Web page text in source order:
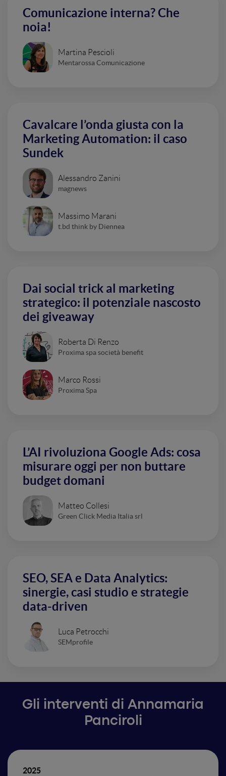
Comunicazione interna? Che
noia!
Martina Pescioli
Mentarossa Comunicazione
Cavalcare l’onda giusta con la
Marketing Automation: il caso
Sundek
Alessandro Zanini
magnews
Massimo Marani
t.bd think by Diennea
Dai social trick al marketing
strategico: il potenziale nascosto
dei giveaway
Roberta Di Renzo
Proxima spa società benefit
Marco Rossi
Proxima Spa
L’AI rivoluziona Google Ads: cosa
misurare oggi per non buttare
budget domani
Matteo Collesi
Green Click Media Italia srl
SEO, SEA e Data Analytics:
sinergie, casi studio e strategie
data-driven
Luca Petrocchi
SEMprofile
Gli interventi di Annamaria
Panciroli
2025